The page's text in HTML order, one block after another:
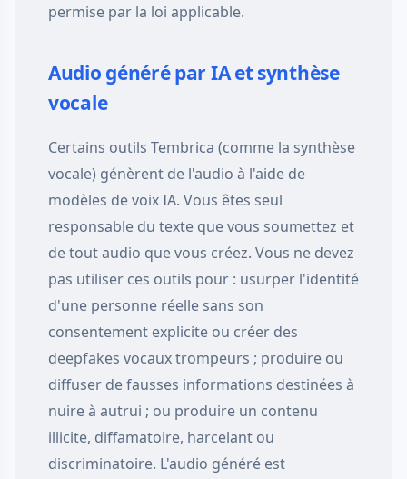
permise par la loi applicable.
Audio généré par IA et synthèse
vocale
Certains outils Tembrica (comme la synthèse
vocale) génèrent de l'audio à l'aide de
modèles de voix IA. Vous êtes seul
responsable du texte que vous soumettez et
de tout audio que vous créez. Vous ne devez
pas utiliser ces outils pour : usurper l'identité
d'une personne réelle sans son
consentement explicite ou créer des
deepfakes vocaux trompeurs ; produire ou
diffuser de fausses informations destinées à
nuire à autrui ; ou produire un contenu
illicite, diffamatoire, harcelant ou
discriminatoire. L'audio généré est